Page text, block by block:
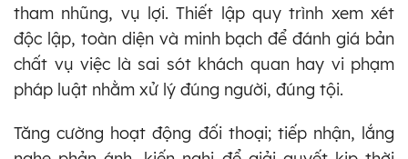
tham nhũng, vụ lợi. Thiết lập quy trình xem xét
độc lập, toàn diện và minh bạch để đánh giá bản
chất vụ việc là sai sót khách quan hay vi phạm
pháp luật nhằm xử lý đúng người, đúng tội.
Tăng cường hoạt động đối thoại; tiếp nhận, lắng